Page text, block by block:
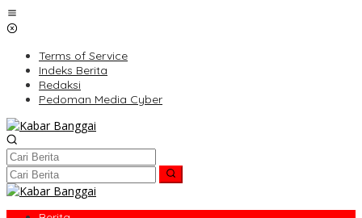
Lewati
ke
Terms of Service
Indeks Berita
Redaksi
Pedoman Media Cyber